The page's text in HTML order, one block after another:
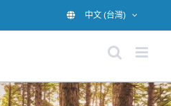
中文 (台灣)